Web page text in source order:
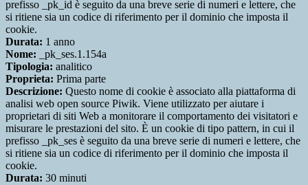
prefisso _pk_id è seguito da una breve serie di numeri e lettere, che
si ritiene sia un codice di riferimento per il dominio che imposta il
cookie.
Durata: 1 anno
Nome: _pk_ses.1.154a
Tipologia: analitico
Proprieta: Prima parte
Descrizione: Questo nome di cookie è associato alla piattaforma di
analisi web open source Piwik. Viene utilizzato per aiutare i
proprietari di siti Web a monitorare il comportamento dei visitatori e
misurare le prestazioni del sito. È un cookie di tipo pattern, in cui il
prefisso _pk_ses è seguito da una breve serie di numeri e lettere, che
si ritiene sia un codice di riferimento per il dominio che imposta il
cookie.
Durata: 30 minuti